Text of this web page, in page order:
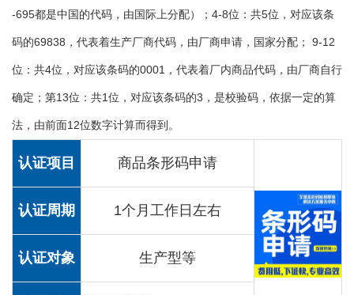
-695都是中国的代码，由国际上分配）；4-8位：共5位，对应该条
码的69838，代表着生产厂商代码，由厂商申请，国家分配； 9-12
位：共4位，对应该条码的0001，代表着厂内商品代码，由厂商自行
确定；第13位：共1位，对应该条码的3，是校验码，依据一定的算
法，由前面12位数字计算而得到。
认证项目 商品条形码申请
认证周期 1个月工作日左右
认证对象 生产型等